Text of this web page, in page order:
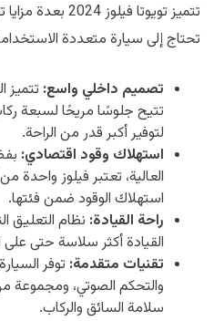
تتميز تويوتا
تحتاج إلى سيارة متعددة
تصميم داخلي واسع: تتميز
تتيح جلوسًا مريحًا لسبعة
لتوفير أكبر قدر من الراحة.
استهلاك وقود اقتصادي:
العالية، تعتبر فيلوز واحدة
استهلاك الوقود ضمن فئتها.
راحة القيادة: نظام التعليق
القيادة أكثر سلاسة حتى على
تقنيات متقدمة: توفر
والتحكم الصوتي، ومجموعة
سلامة السائق والركاب.